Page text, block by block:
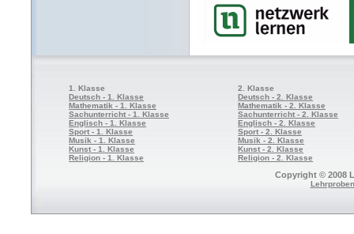
1. Klasse
Deutsch - 1. Klasse
Mathematik - 1. Klasse
Sachunterricht - 1. Klasse
Englisch - 1. Klasse
Sport - 1. Klasse
Musik - 1. Klasse
Kunst - 1. Klasse
Religion - 1. Klasse
2. Klasse
Deutsch - 2. Klasse
Mathematik - 2. Klasse
Sachunterricht - 2. Klasse
Englisch - 2. Klasse
Sport - 2. Klasse
Musik - 2. Klasse
Kunst - 2. Klasse
Religion - 2. Klasse
Copyright © 2008